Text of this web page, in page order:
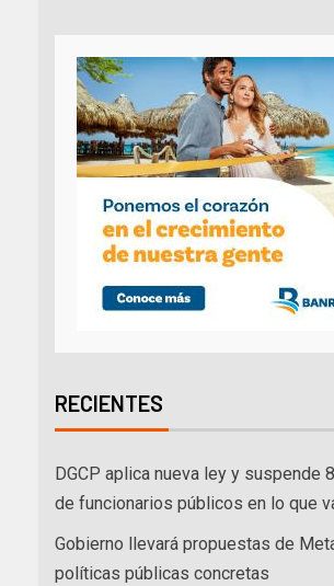
RECIENTES
DGCP aplica nueva ley y suspende
de funcionarios públicos en lo que
Gobierno llevará propuestas de
políticas públicas concretas